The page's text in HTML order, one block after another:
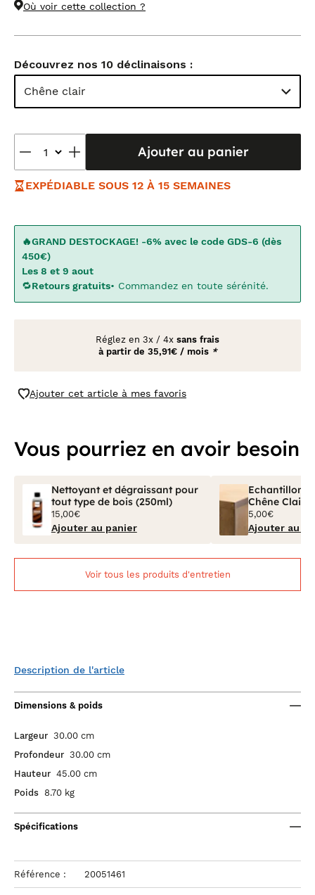
Où voir cette collection ?
Découvrez nos 10 déclinaisons :
Chêne clair
Ajouter au panier
EXPÉDIABLE SOUS 12 À 15 SEMAINES
🔥GRAND DESTOCKAGE! -6% avec le code GDS-6 (dès
450€)
Les 8 et 9 aout
🔁Retours gratuits• Commandez en toute sérénité.
Réglez en 3x / 4x sans frais
à partir de 35,91€ / mois *
Ajouter cet article à mes favoris
Vous pourriez en avoir besoin
Nettoyant et dégraissant pour
tout type de bois (250ml)
15,00€
Ajouter au panier
Echantillon
Chêne Clair
5,00€
Ajouter au
Voir tous les produits d'entretien
Description de l'article
Dimensions & poids
Largeur 30.00 cm
Profondeur 30.00 cm
Hauteur 45.00 cm
Poids 8.70 kg
Spécifications
Référence : 20051461